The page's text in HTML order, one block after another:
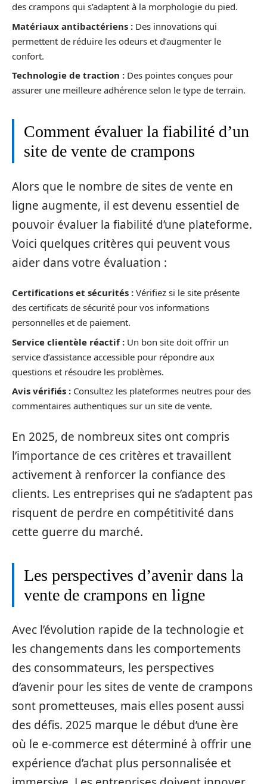
des crampons qui s’adaptent à la morphologie du pied.
Matériaux antibactériens : Des innovations qui
permettent de réduire les odeurs et d’augmenter le
confort.
Technologie de traction : Des pointes conçues pour
assurer une meilleure adhérence selon le type de terrain.
Comment évaluer la fiabilité d’un
site de vente de crampons
Alors que le nombre de sites de vente en
ligne augmente, il est devenu essentiel de
pouvoir évaluer la fiabilité d’une plateforme.
Voici quelques critères qui peuvent vous
aider dans votre évaluation :
Certifications et sécurités : Vérifiez si le site présente
des certificats de sécurité pour vos informations
personnelles et de paiement.
Service clientèle réactif : Un bon site doit offrir un
service d’assistance accessible pour répondre aux
questions et résoudre les problèmes.
Avis vérifiés : Consultez les plateformes neutres pour des
commentaires authentiques sur un site de vente.
En 2025, de nombreux sites ont compris
l’importance de ces critères et travaillent
activement à renforcer la confiance des
clients. Les entreprises qui ne s’adaptent pas
risquent de perdre en compétitivité dans
cette guerre du marché.
Les perspectives d’avenir dans la
vente de crampons en ligne
Avec l’évolution rapide de la technologie et
les changements dans les comportements
des consommateurs, les perspectives
d’avenir pour les sites de vente de crampons
sont prometteuses, mais elles posent aussi
des défis. 2025 marque le début d’une ère
où le e-commerce est déterminé à offrir une
expérience d’achat plus personnalisée et